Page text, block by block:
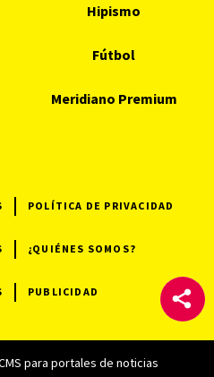
Hipismo
Fútbol
Meridiano Premium
POLÍTICA DE PRIVACIDAD
¿QUIÉNES SOMOS?
PUBLICIDAD
para portales de noticias